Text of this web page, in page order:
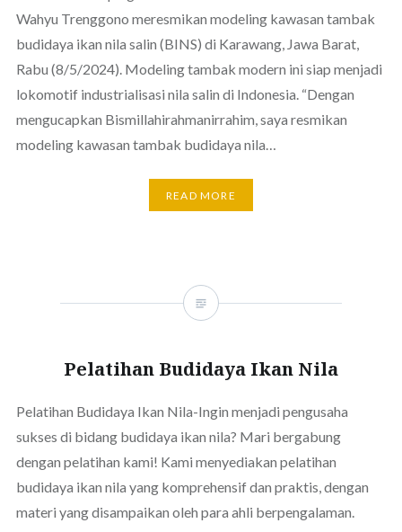
Wahyu Trenggono meresmikan modeling kawasan tambak
budidaya ikan nila salin (BINS) di Karawang, Jawa Barat,
Rabu (8/5/2024). Modeling tambak modern ini siap menjadi
lokomotif industrialisasi nila salin di Indonesia. “Dengan
mengucapkan Bismillahirahmanirrahim, saya resmikan
modeling kawasan tambak budidaya nila…
READ MORE
Pelatihan Budidaya Ikan Nila
Pelatihan Budidaya Ikan Nila-Ingin menjadi pengusaha
sukses di bidang budidaya ikan nila? Mari bergabung
dengan pelatihan kami! Kami menyediakan pelatihan
budidaya ikan nila yang komprehensif dan praktis, dengan
materi yang disampaikan oleh para ahli berpengalaman.